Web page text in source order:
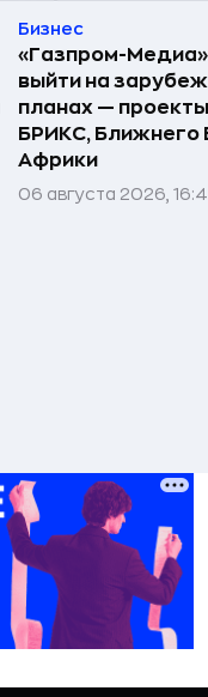
Бизнес
«Газпром-Медиа»
выйти на
планах —
БРИКС, Ближнего
Африки
06 августа 2026,